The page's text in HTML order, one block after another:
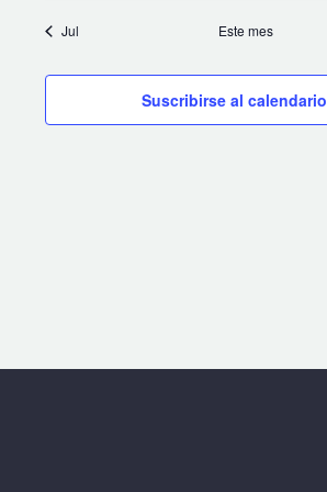
Jul Este mes
Suscribirse al calendario